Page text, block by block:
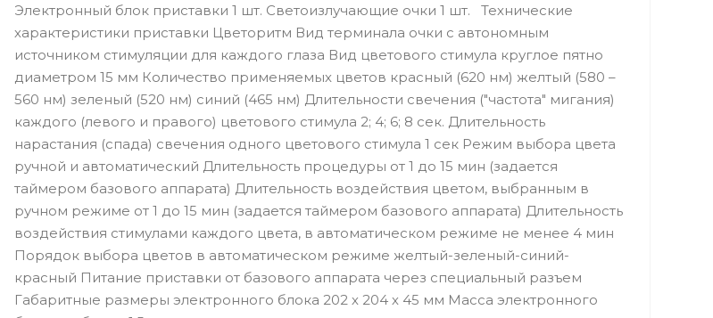
Электронный блок приставки 1 шт. Светоизлучающие очки 1 шт. Технические
характеристики приставки Цветоритм Вид терминала очки с автономным
источником стимуляции для каждого глаза Вид цветового стимула круглое пятно
диаметром 15 мм Количество применяемых цветов красный (620 нм) желтый (580 –
560 нм) зеленый (520 нм) синий (465 нм) Длительности свечения ("частота" мигания)
каждого (левого и правого) цветового стимула 2; 4; 6; 8 сек. Длительность
нарастания (спада) свечения одного цветового стимула 1 сек Режим выбора цвета
ручной и автоматический Длительность процедуры от 1 до 15 мин (задается
таймером базового аппарата) Длительность воздействия цветом, выбранным в
ручном режиме от 1 до 15 мин (задается таймером базового аппарата) Длительность
воздействия стимулами каждого цвета, в автоматическом режиме не менее 4 мин
Порядок выбора цветов в автоматическом режиме желтый-зеленый-синий-
красный Питание приставки от базового аппарата через специальный разъем
Габаритные размеры электронного блока 202 х 204 х 45 мм Масса электронного